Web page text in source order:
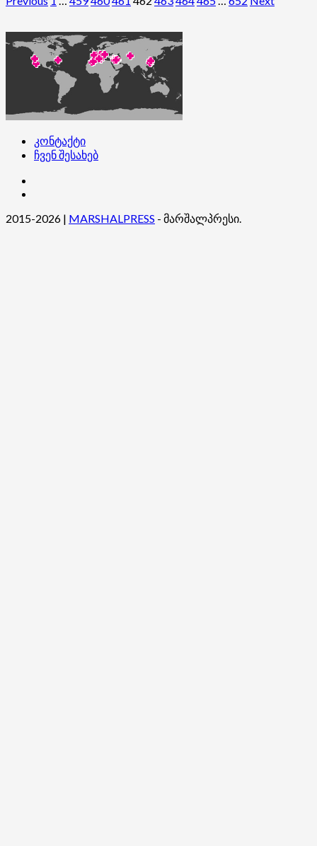
თამარ
დევდარიანს
და
მშვილდაძეს
დაერია
იყო,
ზღაპარ
იყო,
,,ვივამედში”
მიხა
აღარ
მამკვდარიყო,
დიდ
ტაშტშია
იყო!
დაშლა
კონტაქტი
ჩვენ შესახებ
2015-2026 | MARSHALPRESS - მარშალპრესი.